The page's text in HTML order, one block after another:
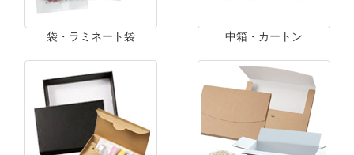
袋・ラミネート袋 中箱・カートン